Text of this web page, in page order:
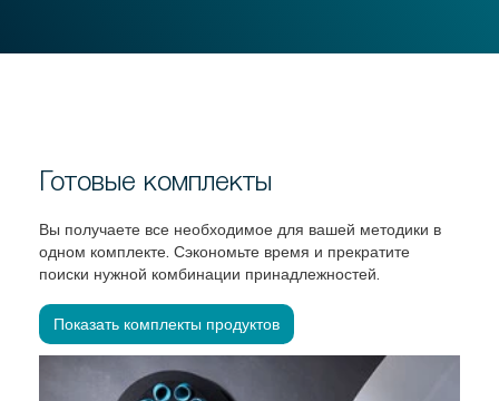
Готовые комплекты
Вы получаете все необходимое для вашей методики в
одном комплекте. Сэкономьте время и прекратите
поиски нужной комбинации принадлежностей.
Показать комплекты продуктов